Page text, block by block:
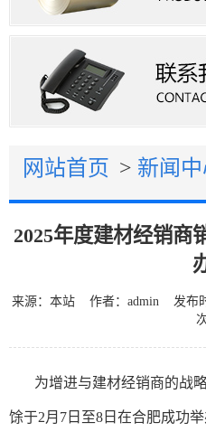
网站首页 > 新闻
2025年度建材经销商
来源：本站 作者：admin 发布
为增进与建材经销商的战
馀于2月7日至8日在合肥成功